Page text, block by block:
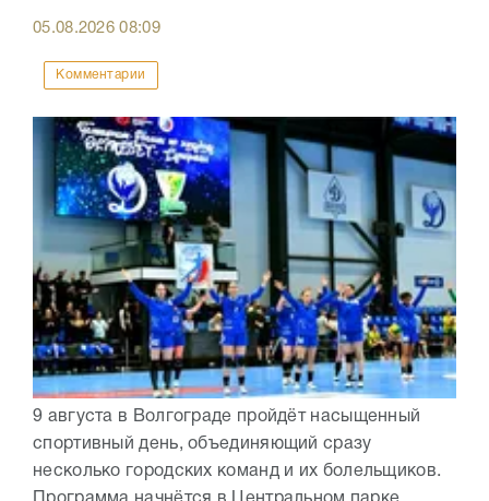
05.08.202608:09
Комментарии
9 августа в Волгограде пройдёт насыщенный
спортивный день, объединяющий сразу
несколько городских команд и их болельщиков.